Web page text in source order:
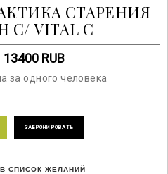
СТАРЕНИЯ
VITAL C
13400 RUB
за одного человека
ЗАБРОНИРОВАТЬ
СПИСОК ЖЕЛАНИЙ